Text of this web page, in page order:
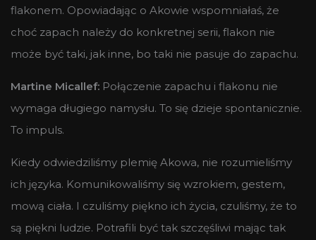
flakonem. Opowiadając o Akowie wspomniałaś, że
choć zapach należy do konkretnej serii, flakon nie
może być taki, jak inne, bo taki nie pasuje do zapachu.
Martine Micallef: Połączenie zapachu i flakonu nie
wymaga długiego namysłu. To się dzieje spontanicznie.
To impuls.
Kiedy odwiedziliśmy plemię Akowa, nie rozumieliśmy
ich języka. Komunikowaliśmy się wzrokiem, gestem,
mową ciała. I czuliśmy piękno ich życia, czuliśmy, że to
są piękni ludzie. Potrafili być tak szczęśliwi mając tak